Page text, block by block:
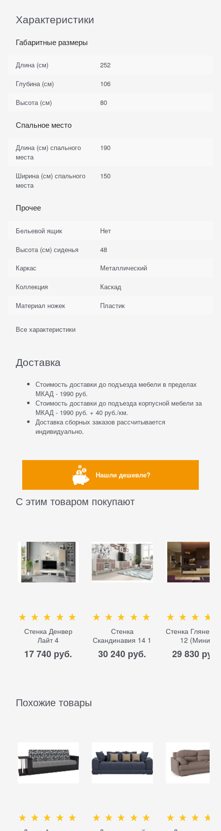
Характеристики
Габаритные размеры
Длина (см)
252
Глубина (см)
106
Высота (см)
80
Спальное место
Длина (см) спального
места
190
Ширина (см) спального
места
150
Прочее
Бельевой ящик
Нет
Высота (см) сиденья
48
Каркас
Металлический
Коллекция
Каскад
Материал ножек
Пластик
Все характеристики
Доставка
Стоимость доставки до подъезда мебели в пределах
МКАД - 1990 руб.
Стоимость доставки до подъезда корпусной мебели за
МКАД - 1990 руб. + 40 руб./км.
Доставка сборных заказов рассчитывается
индивидуально.
Нашли дешевле?
С этим товаром покупают
Стенка Денвер
Лайт 4
17 740 руб.
Стенка
Скандинавия 14 1
30 240 руб.
Стенка Глянец
12 (Мини)
29 830 руб.
Похожие товары